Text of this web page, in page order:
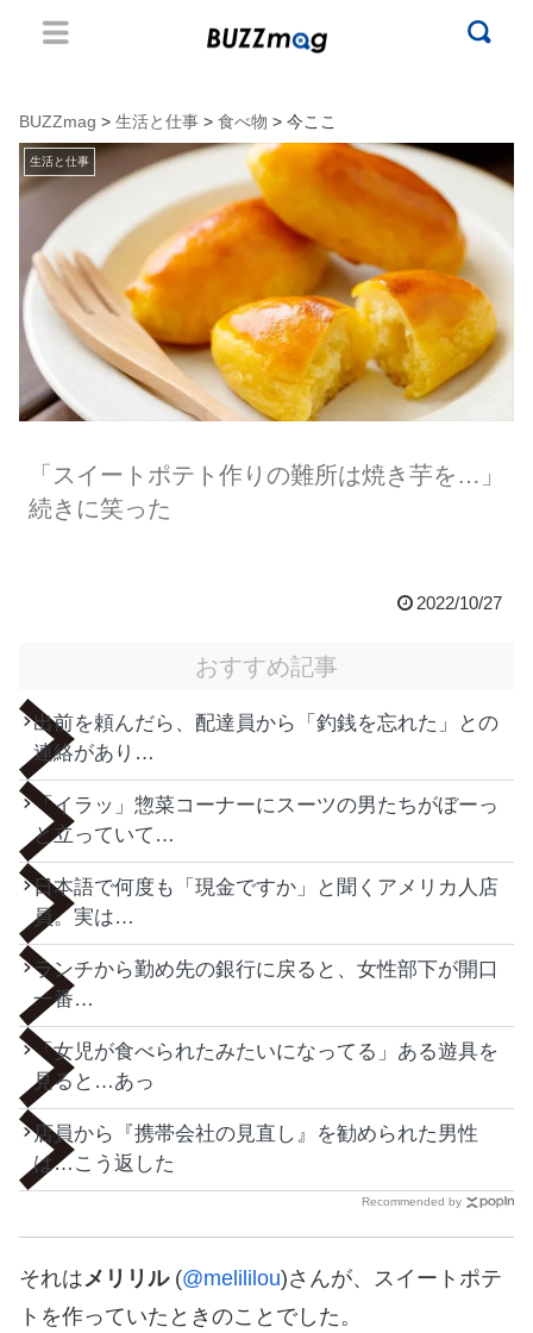
BUZZmag > 生活と仕事 > 食べ物 > 今ここ
生活と仕事
「スイートポテト作りの難所は焼き芋を…」
続きに笑った
2022/10/27
おすすめ記事
出前を頼んだら、配達員から「釣銭を忘れた」との
連絡があり…
「イラッ」惣菜コーナーにスーツの男たちがぼーっ
と立っていて…
日本語で何度も「現金ですか」と聞くアメリカ人店
員。実は…
ランチから勤め先の銀行に戻ると、女性部下が開口
一番…
「女児が食べられたみたいになってる」ある遊具を
見ると…あっ
店員から『携帯会社の見直し』を勧められた男性
は…こう返した
Recommended by
それは メリリル(@melililou)さんが、スイートポテ
トを作っていたときのことでした。